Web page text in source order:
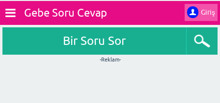
Giriş
Gebe Soru Cevap
Bir Soru Sor
-Reklam-